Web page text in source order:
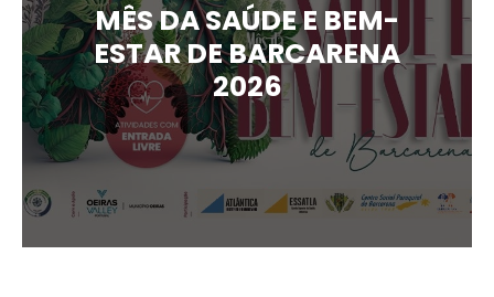
MÊS DA SAÚDE E BEM-
ESTAR DE BARCARENA
2026